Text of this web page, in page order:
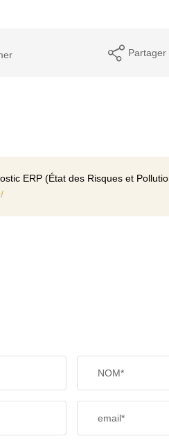
Partager
ERP (État des Risques et
NOM*
email*